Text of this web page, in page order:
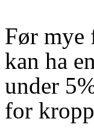
Før mye
kan ha
under
for